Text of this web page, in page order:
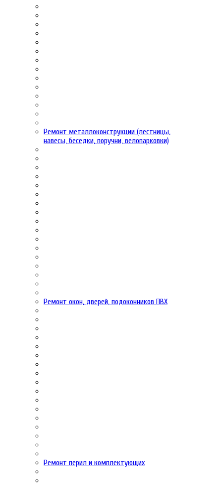
Ремонт металлоконструкции (лестницы,
навесы, беседки, поручни, велопарковки)
Ремонт окон, дверей, подоконников ПВХ
Ремонт перил и комплектующих